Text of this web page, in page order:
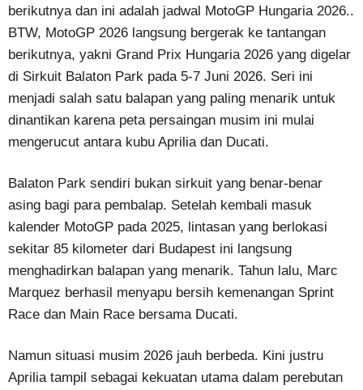
berikutnya dan ini adalah jadwal MotoGP Hungaria 2026..
BTW, MotoGP 2026 langsung bergerak ke tantangan
berikutnya, yakni Grand Prix Hungaria 2026 yang digelar
di Sirkuit Balaton Park pada 5-7 Juni 2026. Seri ini
menjadi salah satu balapan yang paling menarik untuk
dinantikan karena peta persaingan musim ini mulai
mengerucut antara kubu Aprilia dan Ducati.
Balaton Park sendiri bukan sirkuit yang benar-benar
asing bagi para pembalap. Setelah kembali masuk
kalender MotoGP pada 2025, lintasan yang berlokasi
sekitar 85 kilometer dari Budapest ini langsung
menghadirkan balapan yang menarik. Tahun lalu, Marc
Marquez berhasil menyapu bersih kemenangan Sprint
Race dan Main Race bersama Ducati.
Namun situasi musim 2026 jauh berbeda. Kini justru
Aprilia tampil sebagai kekuatan utama dalam perebutan